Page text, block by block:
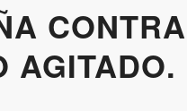
AGITADO.